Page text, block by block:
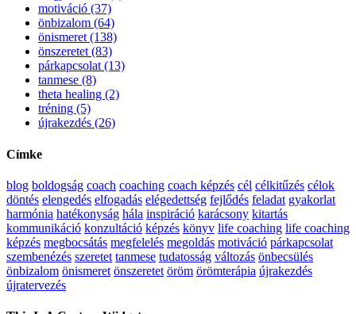
motiváció (37)
önbizalom (64)
önismeret (138)
önszeretet (83)
párkapcsolat (13)
tanmese (8)
theta healing (2)
tréning (5)
újrakezdés (26)
Címke
blog boldogság coach coaching coach képzés cél célkitűzés célok
döntés elengedés elfogadás elégedettség fejlődés feladat gyakorlat
harmónia hatékonyság hála inspiráció karácsony kitartás
kommunikáció konzultáció képzés könyv life coaching life coaching
képzés megbocsátás megfelelés megoldás motiváció párkapcsolat
szembenézés szeretet tanmese tudatosság változás önbecsülés
önbizalom önismeret önszeretet öröm örömterápia újrakezdés
újratervezés